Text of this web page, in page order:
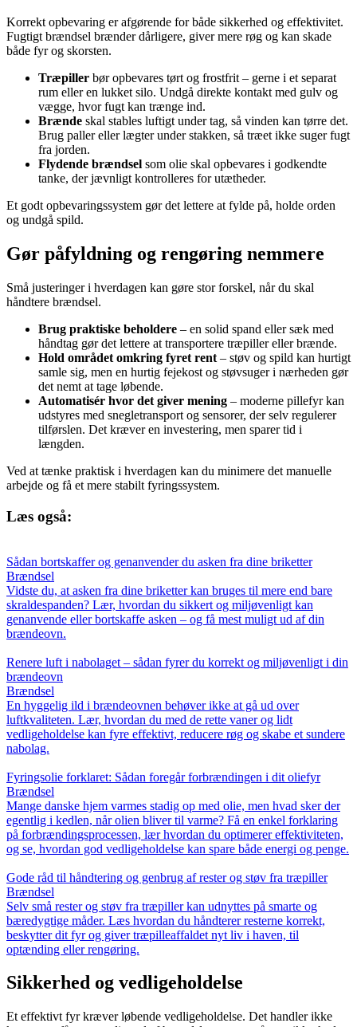
Korrekt opbevaring er afgørende for både sikkerhed og effektivitet.
Fugtigt brændsel brænder dårligere, giver mere røg og kan skade
både fyr og skorsten.
Træpiller bør opbevares tørt og frostfrit – gerne i et separat
rum eller en lukket silo. Undgå direkte kontakt med gulv og
vægge, hvor fugt kan trænge ind.
Brænde skal stables luftigt under tag, så vinden kan tørre det.
Brug paller eller lægter under stakken, så træet ikke suger fugt
fra jorden.
Flydende brændsel som olie skal opbevares i godkendte
tanke, der jævnligt kontrolleres for utætheder.
Et godt opbevaringssystem gør det lettere at fylde på, holde orden
og undgå spild.
Gør påfyldning og rengøring nemmere
Små justeringer i hverdagen kan gøre stor forskel, når du skal
håndtere brændsel.
Brug praktiske beholdere – en solid spand eller sæk med
håndtag gør det lettere at transportere træpiller eller brænde.
Hold området omkring fyret rent – støv og spild kan hurtigt
samle sig, men en hurtig fejekost og støvsuger i nærheden gør
det nemt at tage løbende.
Automatisér hvor det giver mening – moderne pillefyr kan
udstyres med snegletransport og sensorer, der selv regulerer
tilførslen. Det kræver en investering, men sparer tid i
længden.
Ved at tænke praktisk i hverdagen kan du minimere det manuelle
arbejde og få et mere stabilt fyringssystem.
Læs også:
Sådan bortskaffer og genanvender du asken fra dine briketter
Brændsel
Vidste du, at asken fra dine briketter kan bruges til mere end bare
skraldespanden? Lær, hvordan du sikkert og miljøvenligt kan
genanvende eller bortskaffe asken – og få mest muligt ud af din
brændeovn.
Renere luft i nabolaget – sådan fyrer du korrekt og miljøvenligt i din
brændeovn
Brændsel
En hyggelig ild i brændeovnen behøver ikke at gå ud over
luftkvaliteten. Lær, hvordan du med de rette vaner og lidt
vedligeholdelse kan fyre effektivt, reducere røg og skabe et sundere
nabolag.
Fyringsolie forklaret: Sådan foregår forbrændingen i dit oliefyr
Brændsel
Mange danske hjem varmes stadig op med olie, men hvad sker der
egentlig i kedlen, når olien bliver til varme? Få en enkel forklaring
på forbrændingsprocessen, lær hvordan du optimerer effektiviteten,
og se, hvordan god vedligeholdelse kan spare både energi og penge.
Gode råd til håndtering og genbrug af rester og støv fra træpiller
Brændsel
Selv små rester og støv fra træpiller kan udnyttes på smarte og
bæredygtige måder. Læs hvordan du håndterer resterne korrekt,
beskytter dit fyr og giver træpilleaffaldet nyt liv i haven, til
optænding eller rengøring.
Sikkerhed og vedligeholdelse
Et effektivt fyr kræver løbende vedligeholdelse. Det handler ikke